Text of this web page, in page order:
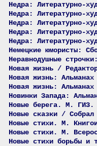
Недра: Литературно-
Недра: Литературно-
Недра: Литературно-
Недра: Литературно-
Недра: Литературно-
Немецкие юмористы:
Неравнодушные
Новая жизнь /
Новая жизнь:
Новая жизнь:
Новинки Запада:
Новые берега. М.
Новые сказки /
Новые стихи. М.
Новые стихи. М.
Новые стихи борьбы